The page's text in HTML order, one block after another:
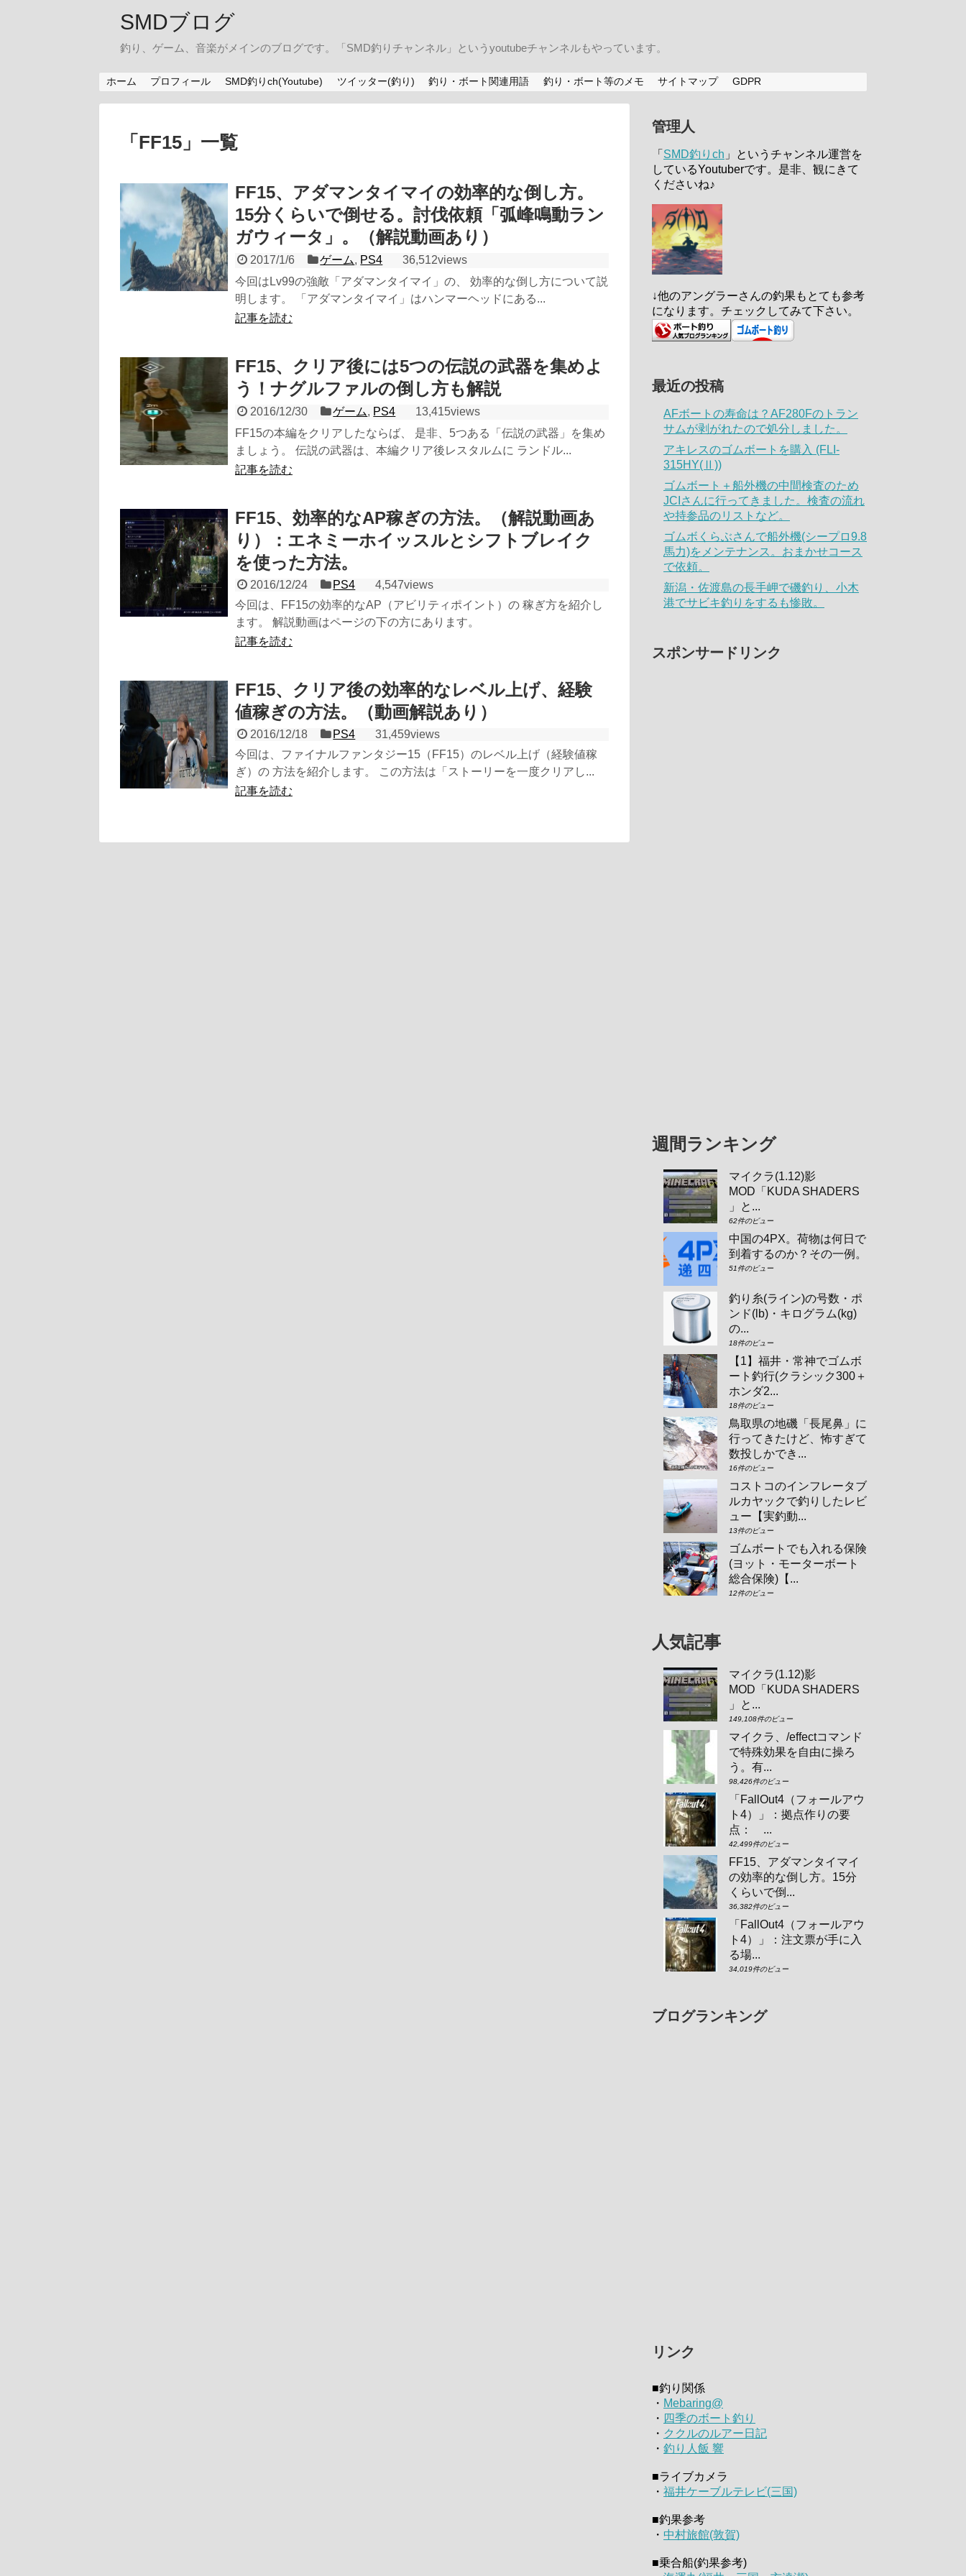
SMDブログ
釣り、ゲーム、音楽がメインのブログです。「SMD釣りチャンネル」というyoutubeチャンネルもやっています。
ホーム プロフィール SMD釣りch(Youtube) ツイッター(釣り) 釣り・ボート関連用語 釣り・ボート等のメモ サイトマップ GDPR
「 FF15 」 一覧
FF15、アダマンタイマイの効率的な倒し方。
15分くらいで倒せる。討伐依頼「弧峰鳴動ラン
ガウィータ」。（解説動画あり）
2017/1/6 ゲーム, PS4
36,512views
今回はLv99の強敵「アダマンタイマイ」の、 効率的な倒し方について説
明します。 「アダマンタイマイ」はハンマーヘッドにある...
記事を読む
FF15、クリア後には5つの伝説の武器を集めよ
う！ナグルファルの倒し方も解説
2016/12/30 ゲーム, PS4
13,415views
FF15の本編をクリアしたならば、 是非、5つある「伝説の武器」を集め
ましょう。 伝説の武器は、本編クリア後レスタルムに ランドル...
記事を読む
FF15、効率的なAP稼ぎの方法。（解説動画あ
り）：エネミーホイッスルとシフトブレイク
を使った方法。
2016/12/24 PS4
4,547views
今回は、FF15の効率的なAP（アビリティポイント）の 稼ぎ方を紹介し
ます。 解説動画はページの下の方にあります。
記事を読む
FF15、クリア後の効率的なレベル上げ、経験
値稼ぎの方法。（動画解説あり）
2016/12/18 PS4
31,459views
今回は、ファイナルファンタジー15（FF15）のレベル上げ（経験値稼
ぎ）の 方法を紹介します。 この方法は「ストーリーを一度クリアし...
記事を読む
管理人
「 SMD釣りch 」というチャンネル運営を
しているYoutuberです。是非、観にきて
くださいね♪
↓他のアングラーさんの釣果もとても参考
になります。チェックしてみて下さい。
最近の投稿
AFボートの寿命は？AF280Fのトラン
サムが剥がれたので処分しました。
アキレスのゴムボートを購入 (FLI-
315HY(Ⅱ))
ゴムボート＋船外機の中間検査のため
JCIさんに行ってきました。検査の流れ
や持参品のリストなど。
ゴムボくらぶさんで船外機(シープロ9.8
馬力)をメンテナンス。おまかせコース
で依頼。
新潟・佐渡島の長手岬で磯釣り、小木
港でサビキ釣りをするも惨敗。
スポンサードリンク
週間ランキング
マイクラ(1.12)影
MOD「KUDA SHADERS
」と...
62件のビュー
中国の4PX。荷物は何日で
到着するのか？その一例。
51件のビュー
釣り糸(ライン)の号数・ポ
ンド(lb)・キログラム(kg)
の...
18件のビュー
【1】福井・常神でゴムボ
ート釣行(クラシック300＋
ホンダ2...
18件のビュー
鳥取県の地磯「長尾鼻」に
行ってきたけど、怖すぎて
数投しかでき...
16件のビュー
コストコのインフレータブ
ルカヤックで釣りしたレビ
ュー【実釣動...
13件のビュー
ゴムボートでも入れる保険
(ヨット・モーターボート
総合保険)【...
12件のビュー
人気記事
マイクラ(1.12)影
MOD「KUDA SHADERS
」と...
149,108件のビュー
マイクラ、/effectコマンド
で特殊効果を自由に操ろ
う。有...
98,426件のビュー
「FallOut4（フォールアウ
ト4）」：拠点作りの要
点： ...
42,499件のビュー
FF15、アダマンタイマイ
の効率的な倒し方。15分
くらいで倒...
36,382件のビュー
「FallOut4（フォールアウ
ト4）」：注文票が手に入
る場...
34,019件のビュー
ブログランキング
リンク
■釣り関係
・ Mebaring@
・ 四季のボート釣り
・ ククルのルアー日記
・ 釣り人飯 響
■ライブカメラ
・ 福井ケーブルテレビ(三国)
■釣果参考
・ 中村旅館(敦賀)
■乗合船(釣果参考)